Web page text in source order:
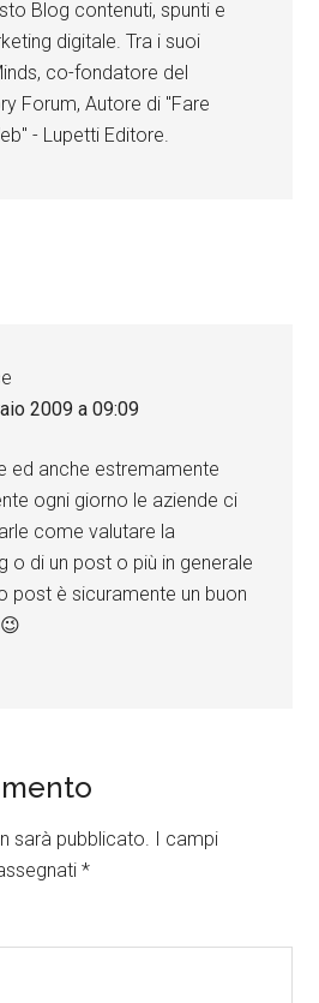
Blog contenuti, spunti e
digitale. Tra i suoi
co-fondatore del
Forum, Autore di "Fare
- Lupetti Editore.
2009 a 09:09
ed anche estremamente
ogni giorno le aziende ci
come valutare la
o di un post o più in generale
post è sicuramente un buon
sarà pubblicato. I campi
*